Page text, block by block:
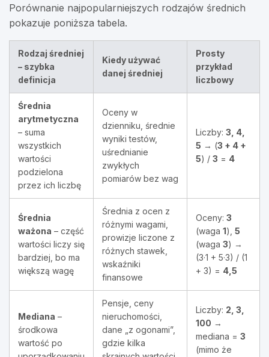
Porównanie najpopularniejszych rodzajów średnich
pokazuje poniższa tabela.
Rodzaj średniej
– szybka
definicja
Kiedy używać
danej średniej
Prosty
przykład
liczbowy
Średnia
arytmetyczna
– suma
wszystkich
wartości
podzielona
przez ich liczbę
Oceny w
dzienniku, średnie
wyniki testów,
uśrednianie
zwykłych
pomiarów bez wag
Liczby: 3, 4,
5 → (3 + 4 +
5) / 3 = 4
Średnia
ważona – część
wartości liczy się
bardziej, bo ma
większą wagę
Średnia z ocen z
różnymi wagami,
prowizje liczone z
różnych stawek,
wskaźniki
finansowe
Oceny: 3
(waga 1 ), 5
(waga 3) →
(3·1 + 5·3) / (1
+ 3) = 4,5
Mediana –
środkowa
wartość po
Pensje, ceny
nieruchomości,
dane „z ogonami”,
gdzie kilka
Liczby: 2, 3,
100 →
mediana = 3
(mimo że